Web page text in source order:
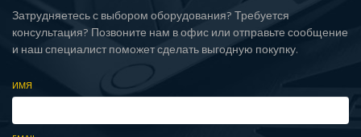
Затрудняетесь с выбором оборудования? Требуется
консультация? Позвоните нам в офис или отправьте сообщение
и наш специалист поможет сделать выгодную покупку.
ИМЯ